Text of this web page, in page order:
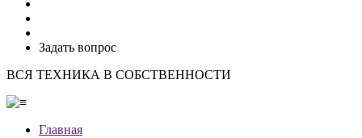
Задать вопрос
ВСЯ ТЕХНИКА В СОБСТВЕННОСТИ
Главная